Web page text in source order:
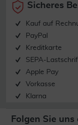
Sicheres
Kauf auf
PayPal
Kreditkarte
SEPA-
Apple Pay
Vorkasse
Klarna
Folgen Sie uns